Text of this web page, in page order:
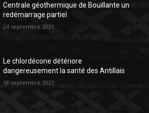
Centrale géothermique de Bouillante un
redémarrage partiel
24 septembre 2021
Le chlordécone détériore
dangereusement la santé des Antillais
18 septembre 2021